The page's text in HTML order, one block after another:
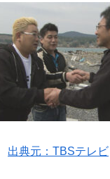
出典元：TBSテレビ